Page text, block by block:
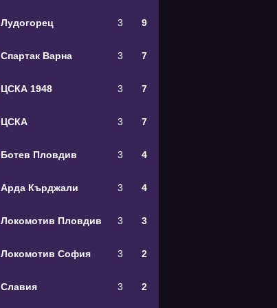
Лудогорец 3 9
Спартак Варна 3 7
ЦСКА 1948 3 7
ЦСКА 3 7
Ботев Пловдив 3 4
Арда Кърджали 3 4
Локомотив Пловдив 3 3
Локомотив София 3 2
Славия 3 2